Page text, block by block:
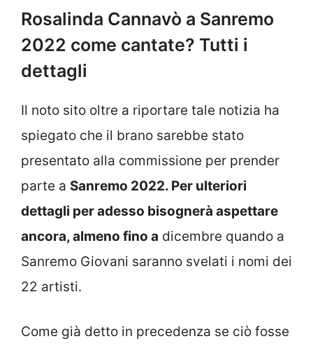
Rosalinda Cannavò a Sanremo
2022 come cantate? Tutti i
dettagli
Il noto sito oltre a riportare tale notizia ha
spiegato che il brano sarebbe stato
presentato alla commissione per prender
parte a Sanremo 2022. Per ulteriori
dettagli per adesso bisognerà aspettare
ancora, almeno fino a dicembre quando a
Sanremo Giovani saranno svelati i nomi dei
22 artisti.
Come già detto in precedenza se ciò fosse